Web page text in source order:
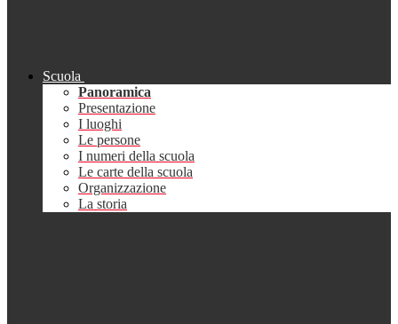
Scuola
Panoramica
Presentazione
I luoghi
Le persone
I numeri della scuola
Le carte della scuola
Organizzazione
La storia